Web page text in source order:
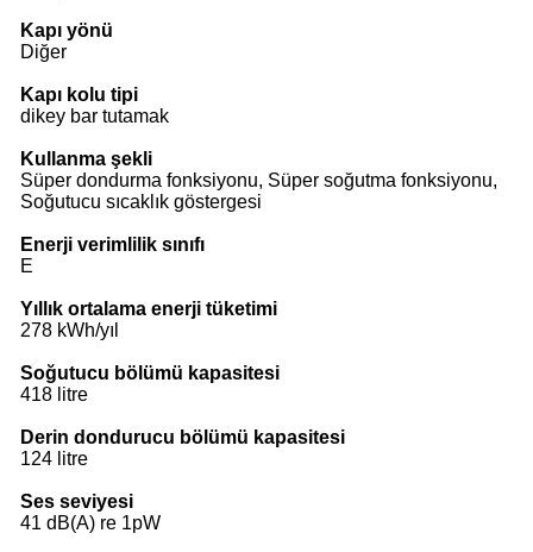
Kapı yönü
Diğer
Kapı kolu tipi
dikey bar tutamak
Kullanma şekli
Süper dondurma fonksiyonu, Süper soğutma fonksiyonu,
Soğutucu sıcaklık göstergesi
Enerji verimlilik sınıfı
E
Yıllık ortalama enerji tüketimi
278 kWh/yıl
Soğutucu bölümü kapasitesi
418 litre
Derin dondurucu bölümü kapasitesi
124 litre
Ses seviyesi
41 dB(A) re 1pW